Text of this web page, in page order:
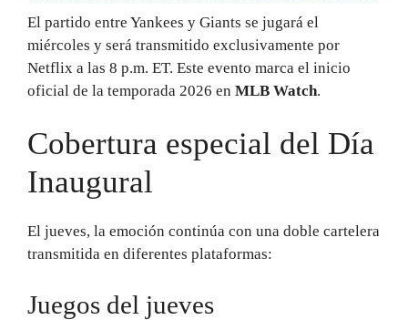
El partido entre Yankees y Giants se jugará el
miércoles y será transmitido exclusivamente por
Netflix a las 8 p.m. ET. Este evento marca el inicio
oficial de la temporada 2026 en MLB Watch.
Cobertura especial del Día
Inaugural
El jueves, la emoción continúa con una doble cartelera
transmitida en diferentes plataformas:
Juegos del jueves